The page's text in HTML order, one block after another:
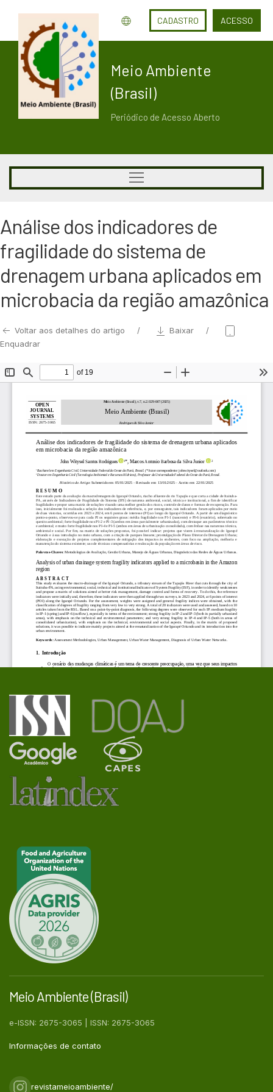
CADASTRO ACESSO
Meio Ambiente
(Brasil)
Periódico de Acesso Aberto
Análise dos indicadores de
fragilidade do sistema de
drenagem urbana aplicados em
microbacia da região amazônica
Voltar aos detalhes do artigo
Baixar
Enquadrar
Meio Ambiente (Brasil)
e-ISSN: 2675-3065 | ISSN: 2675-3065
Informações de contato
revistameioambiente/